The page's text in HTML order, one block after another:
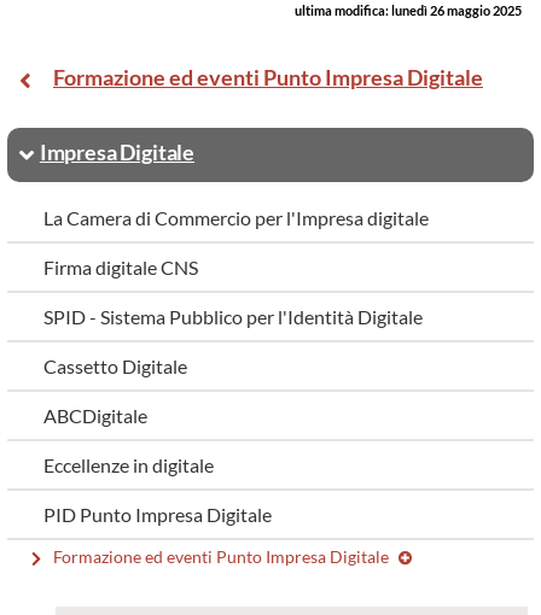
ultima modifica:lunedì 26 maggio 2025
Formazione ed eventi Punto Impresa Digitale
Impresa Digitale
La Camera di Commercio per l'Impresa digitale
Firma digitale CNS
SPID - Sistema Pubblico per l'Identità Digitale
Cassetto Digitale
ABCDigitale
Eccellenze in digitale
PID Punto Impresa Digitale
Formazione ed eventi Punto Impresa Digitale